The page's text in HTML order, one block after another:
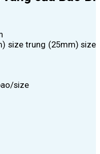
size trung (25mm) size
size